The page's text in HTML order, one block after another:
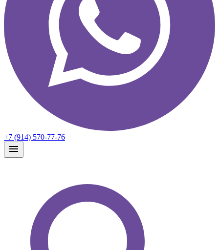
+7 (914) 570-77-76